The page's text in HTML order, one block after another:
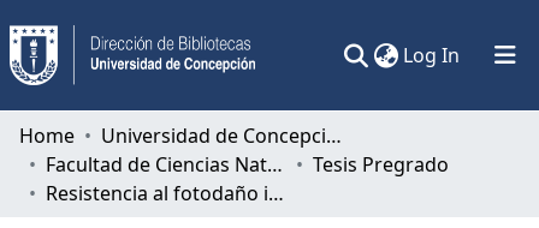
Log In (current)
Communities & Collections
All of DSpace
Home
Universidad de Concepción
Facultad de Ciencias Naturales y Oceanográficas
Tesis Pregrado
Resistencia al fotodaño inducida por baja temperatura en clones de Eucalyptus globulus Labill. (Myrtaceae).